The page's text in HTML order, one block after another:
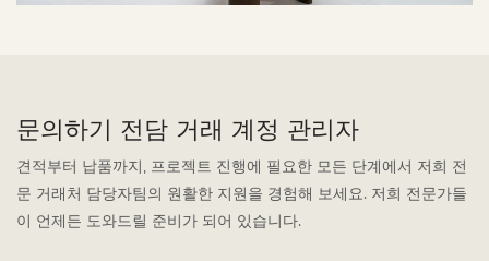
문의하기 전담 거래 계정 관리자
견적부터 납품까지, 프로젝트 진행에 필요한 모든 단계에서 저희 전
문 거래처 담당자팀의 원활한 지원을 경험해 보세요. 저희 전문가들
이 언제든 도와드릴 준비가 되어 있습니다.